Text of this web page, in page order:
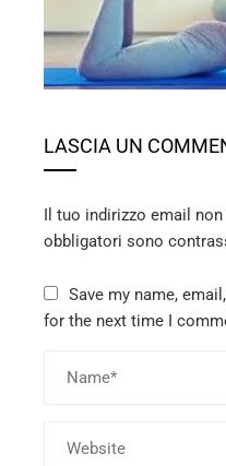
LASCIA UN
Il tuo indirizzo email
obbligatori sono
Save my name,
for the next time I